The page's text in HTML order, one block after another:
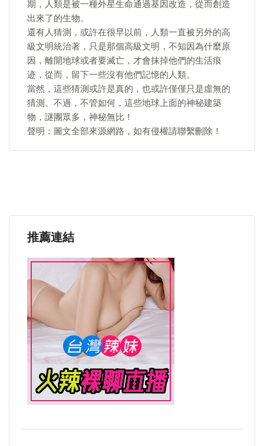
期，人類是被一種外星生命通過基因改造，從而創造
出來了的生物。
還有人猜測，或許在很早以前，人類一直被另外的高
級文明統治著，只是那個高級文明，不知因為什麼原
因，離開地球或者要滅亡，才會抹掉他們的生活痕
迹，從而，留下一些沒有他們記憶的人類。
當然，這些猜測或許是真的，也或許僅僅只是虛無的
猜測。不過，不管如何，這些地球上面的神秘建築
物，謎團眾多，神秘無比！
聲明：圖文全部來源網路，如有侵權請聯繫刪除！
推薦連結